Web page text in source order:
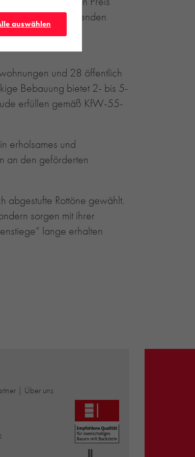
identitätsstiftenden
und 28 öffentlich
Bebauung bietet 2- bis 5-
erfüllen gemäß KfW-55-
erholsames und
an den geförderten
abgestufte Rottöne gewählt.
sorgen mit ihrer
lange erhalten
| Über uns
auswählen